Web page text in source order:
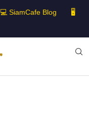
💻 SiamCafe Blog
🖥️